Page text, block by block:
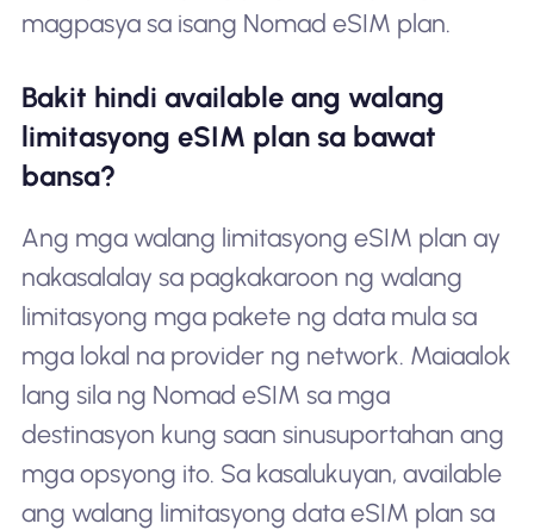
magpasya sa isang Nomad eSIM plan.
Bakit hindi available ang walang
limitasyong eSIM plan sa bawat
bansa?
Ang mga walang limitasyong eSIM plan ay
nakasalalay sa pagkakaroon ng walang
limitasyong mga pakete ng data mula sa
mga lokal na provider ng network. Maiaalok
lang sila ng Nomad eSIM sa mga
destinasyon kung saan sinusuportahan ang
mga opsyong ito. Sa kasalukuyan, available
ang walang limitasyong data eSIM plan sa